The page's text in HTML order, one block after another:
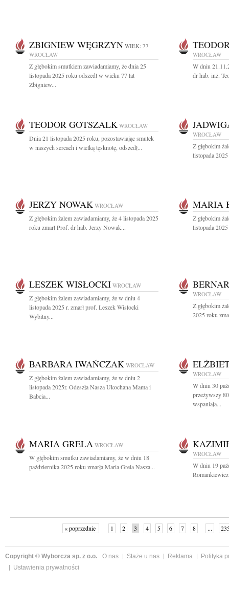
ZBIGNIEW WĘGRZYN WIEK: 77
WROCŁAW
Z głębokim smutkiem zawiadamiamy, że dnia 25
listopada 2025 roku odszedł w wieku 77 lat
Zbigniew...
WROCŁAW
W dniu
dr hab. inż.
TEODOR GOTSZALK WROCŁAW
Dnia 21 listopada 2025 roku, pozostawiając smutek
w naszych sercach i wielką tęsknotę, odszedł...
WROCŁAW
Z głębokim
listopada
JERZY NOWAK WROCŁAW
Z głębokim żalem zawiadamiamy, że 4 listopada 2025
roku zmarł Prof. dr hab. Jerzy Nowak...
MARIA
Z głębokim
listopada
LESZEK WISŁOCKI WROCŁAW
Z głębokim żalem zawiadamiamy, że w dniu 4
listopada 2025 r. zmarł prof. Leszek Wisłocki
Wybitny...
WROCŁAW
Z głębokim
2025 roku
BARBARA IWAŃCZAK WROCŁAW
Z głębokim żalem zawiadamiamy, że w dniu 2
listopada 2025r. Odeszła Nasza Ukochana Mama i
Babcia...
WROCŁAW
W dniu 30
przeżywszy
wspaniała...
MARIA GRELA WROCŁAW
W głębokim smutku zawiadamiamy, że w dniu 18
października 2025 roku zmarła Maria Grela Nasza...
WROCŁAW
W dniu 19
« poprzednie 1 2 3 4 5 6 7 8 ...
Copyright © Wyborcza sp. z o.o. O nas Staże u nas Reklama
Polityka
Ustawienia prywatności